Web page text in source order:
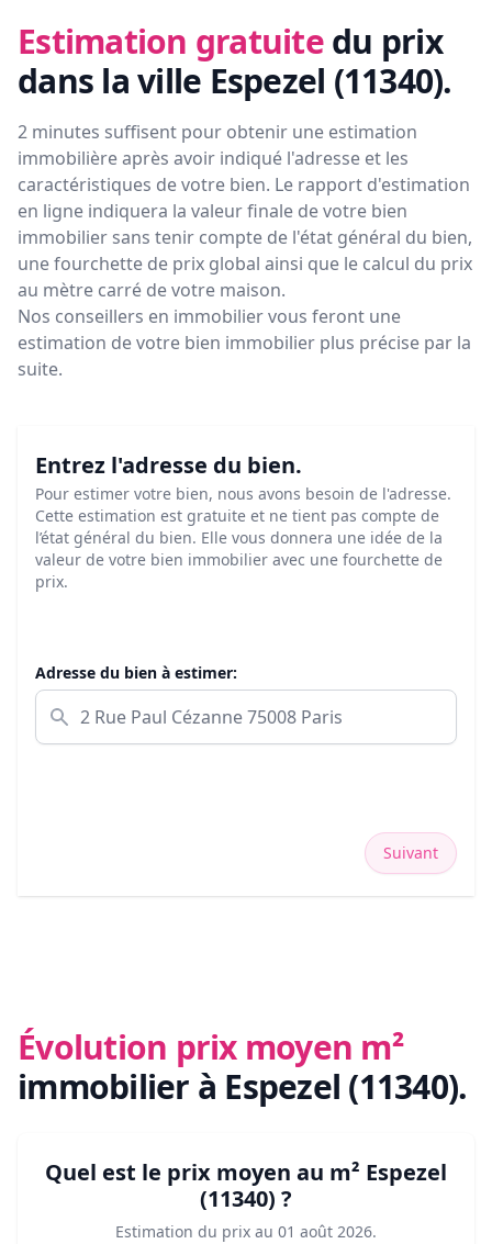
Estimation gratuite du prix
dans la ville Espezel (11340).
2 minutes suffisent pour obtenir une estimation
immobilière après avoir indiqué l'adresse et les
caractéristiques de votre bien. Le rapport d'estimation
en ligne indiquera la valeur finale de votre bien
immobilier sans tenir compte de l'état général du bien,
une fourchette de prix global ainsi que le calcul du prix
au mètre carré de votre maison.
Nos conseillers en immobilier vous feront une
estimation de votre bien immobilier plus précise par la
suite.
Entrez l'adresse du bien.
Pour estimer votre bien, nous avons besoin de l'adresse.
Cette estimation est gratuite et ne tient pas compte de
l’état général du bien. Elle vous donnera une idée de la
valeur de votre bien immobilier avec une fourchette de
prix.
Adresse du bien à estimer:
Suivant
Évolution prix moyen m²
immobilier à Espezel (11340).
Quel est le prix moyen au m² Espezel
(11340) ?
Estimation du prix au 01 août 2026.